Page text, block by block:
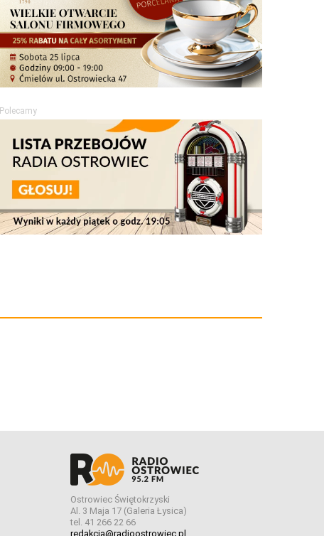
Polecamy
Ostrowiec Świętokrzyski
Al. 3 Maja 17 (Galeria Łysica)
tel. 41 266 22 66
redakcja@radioostrowiec.pl